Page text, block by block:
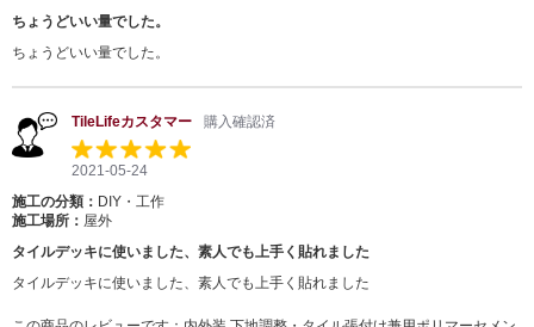
ちょうどいい量でした。
ちょうどいい量でした。
TileLifeカスタマー 購入確認済
2021-05-24
施工の分類： DIY・工作
施工場所： 屋外
タイルデッキに使いました、素人でも上手く貼れました
タイルデッキに使いました、素人でも上手く貼れました